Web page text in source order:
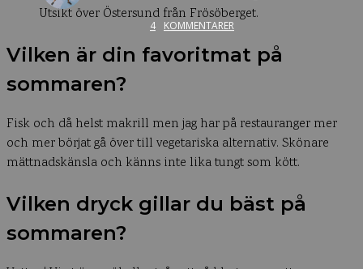
4 KOMMENTARER
Utsikt över Östersund från Frösöberget.
Vilken är din favoritmat på
sommaren?
Fisk och då helst makrill men jag har på restauranger mer
och mer börjat gå över till vegetariska alternativ. Skönare
mättnadskänsla och känns inte lika tungt som kött.
Vilken dryck gillar du bäst på
sommaren?